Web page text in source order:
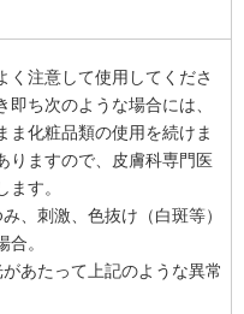
く注意して使用してくださ
ち次のような場合には、
ま化粧品類の使用を続けま
りますので、皮膚科専門医
す。
、刺激、色抜け（白斑等）
。
あたって上記のような異常